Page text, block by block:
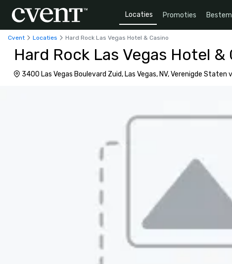
Locaties Promoties
Cvent Locaties Hard Rock Las Vegas Hotel & Casino
Hard Rock Las Vegas Hotel &
3400 Las Vegas Boulevard Zuid, Las Vegas, NV, Verenigde Staten